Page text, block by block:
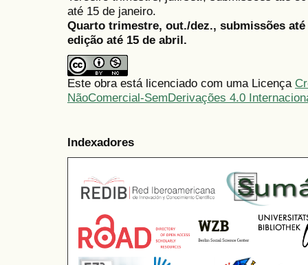
até 15 de janeiro.
Quarto trimestre, out./dez., submissões
edição até 15 de abril.
Este obra está licenciado com uma Licença
NãoComercial-SemDerivações 4.0
Indexadores